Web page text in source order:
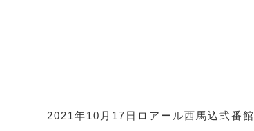
2021年10月17日 ロアール西馬込弐番館